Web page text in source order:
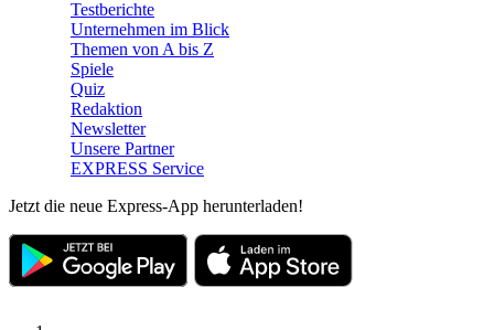
Testberichte
Unternehmen im Blick
Themen von A bis Z
Spiele
Quiz
Redaktion
Newsletter
Unsere Partner
EXPRESS Service
Jetzt die neue Express-App herunterladen!